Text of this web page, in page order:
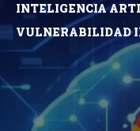
INTELIGENCIA
VULNERABILIDAD